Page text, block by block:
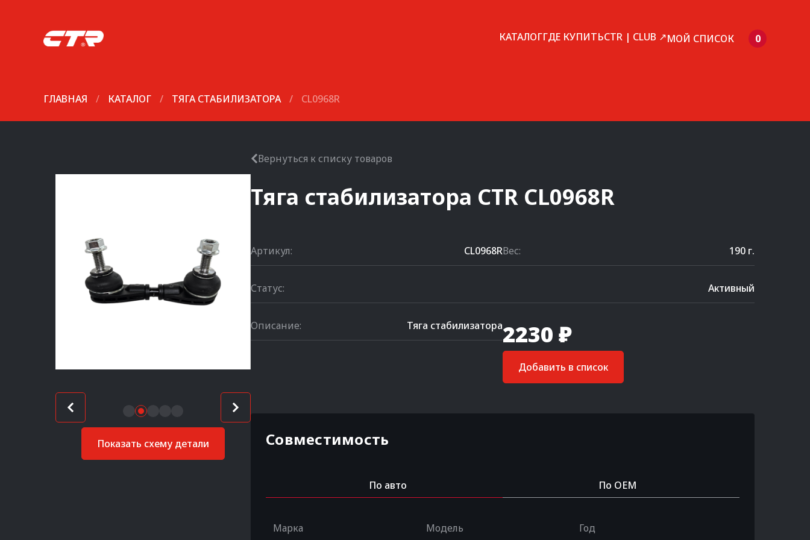
КАТАЛОГГДЕ КУПИТЬCTR | CLUB ↗МОЙ СПИСОК 0
ГЛАВНАЯ / КАТАЛОГ / ТЯГА СТАБИЛИЗАТОРА / CL0968R
Показать схему детали
Вернуться к списку товаров
Тяга стабилизатора CTR CL0968R
Артикул: CL0968RВес: 190 г.
Статус: Активный
Описание: Тяга стабилизатора2230 ₽
Добавить в список
Совместимость
По авто По OEM
Марка Модель Год